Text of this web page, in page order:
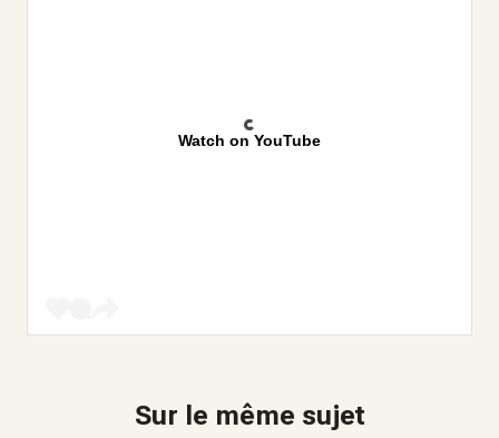
Watch on YouTube
Sur le même sujet